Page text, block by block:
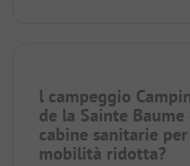
l campeggio
de la Sainte
cabine sanitarie
mobilità ridotta?